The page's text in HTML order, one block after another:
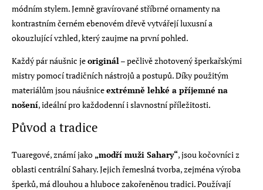
módním stylem. Jemně gravírované stříbrné ornamenty na
kontrastním černém ebenovém dřevě vytvářejí luxusní a
okouzlující vzhled, který zaujme na první pohled.
Každý pár náušnic jeoriginál – pečlivě zhotovený šperkařskými
mistry pomocí tradičních nástrojů a postupů. Díky použitým
materiálům jsou náušniceextrémně lehké a příjemné na
nošení, ideální pro každodenní i slavnostní příležitosti.
Původ a tradice
Tuaregové, známí jako „modří muži Sahary“, jsou kočovníci z
oblasti centrální Sahary. Jejich řemeslná tvorba, zejména výroba
šperků, má dlouhou a hluboce zakořeněnou tradici. Používají